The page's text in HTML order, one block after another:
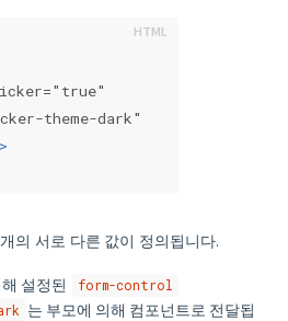
theme-dark"
>
의 서로 다른 값이 정의됩니다.
설정된
form-control
는 부모에 의해 컴포넌트로 전달됩